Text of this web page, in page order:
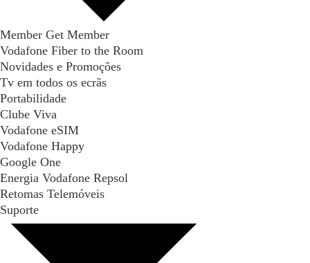
Member Get Member
Vodafone Fiber to the Room
Novidades e Promoções
Tv em todos os ecrãs
Portabilidade
Clube Viva
Vodafone eSIM
Vodafone Happy
Google One
Energia Vodafone Repsol
Retomas Telemóveis
Suporte